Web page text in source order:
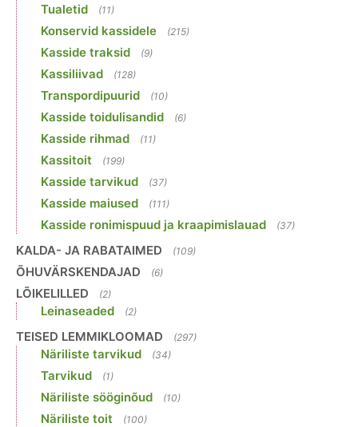
Tualetid (11)
Konservid kassidele (215)
Kasside traksid (9)
Kassiliivad (128)
Transpordipuurid (10)
Kasside toidulisandid (6)
Kasside rihmad (11)
Kassitoit (199)
Kasside tarvikud (37)
Kasside maiused (111)
Kasside ronimispuud ja kraapimislauad (37)
KALDA- JA RABATAIMED (109)
ÕHUVÄRSKENDAJAD (6)
LÕIKELILLED (2)
Leinaseaded (2)
TEISED LEMMIKLOOMAD (297)
Näriliste tarvikud (34)
Tarvikud (1)
Näriliste sööginõud (10)
Näriliste toit (100)